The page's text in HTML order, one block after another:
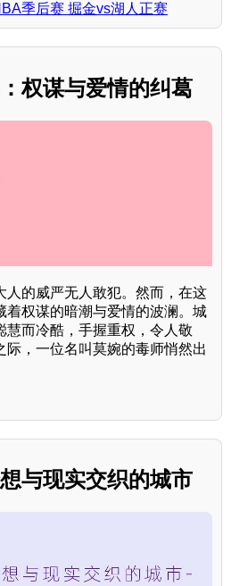
季后赛 掘金vs湖人正赛
权谋与爱情的纠葛
人的威严无人敢犯。然而，在这
着权谋的暗潮与爱情的波澜。城
慧而冷酷，手握重权，令人敬
际，一位名叫莫婉的毒师悄然出
与现实交织的城市